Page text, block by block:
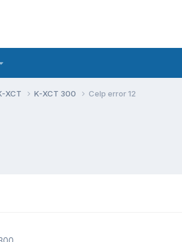
XCT K-XCT 300 Celp error 12